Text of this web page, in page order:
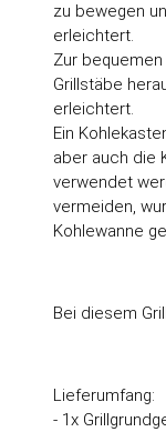
zu bewegen
erleichtert.
Zur
Grillstäbe
erleichtert.
Ein
aber auch die
verwendet
vermeiden,
Kohlewanne
Bei diesem
Lieferumfang:
- 1x